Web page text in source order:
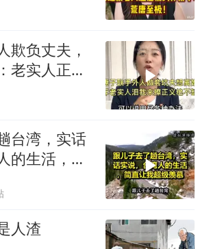
欺负丈夫，
老实人正义
台湾，实话
的生活，简
人渣